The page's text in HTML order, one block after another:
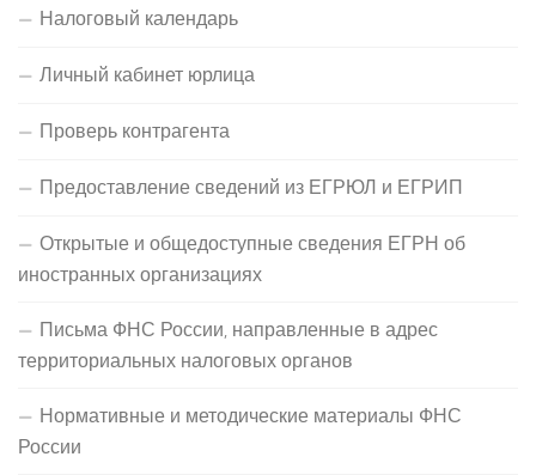
Налоговый календарь
Личный кабинет юрлица
Проверь контрагента
Предоставление сведений из ЕГРЮЛ и ЕГРИП
Открытые и общедоступные сведения ЕГРН об
иностранных организациях
Письма ФНС России, направленные в адрес
территориальных налоговых органов
Нормативные и методические материалы ФНС
России